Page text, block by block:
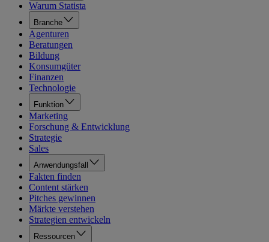
Warum Statista
Branche
Agenturen
Beratungen
Bildung
Konsumgüter
Finanzen
Technologie
Funktion
Marketing
Forschung & Entwicklung
Strategie
Sales
Anwendungsfall
Fakten finden
Content stärken
Pitches gewinnen
Märkte verstehen
Strategien entwickeln
Ressourcen